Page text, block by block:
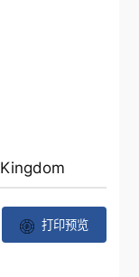
打印预览